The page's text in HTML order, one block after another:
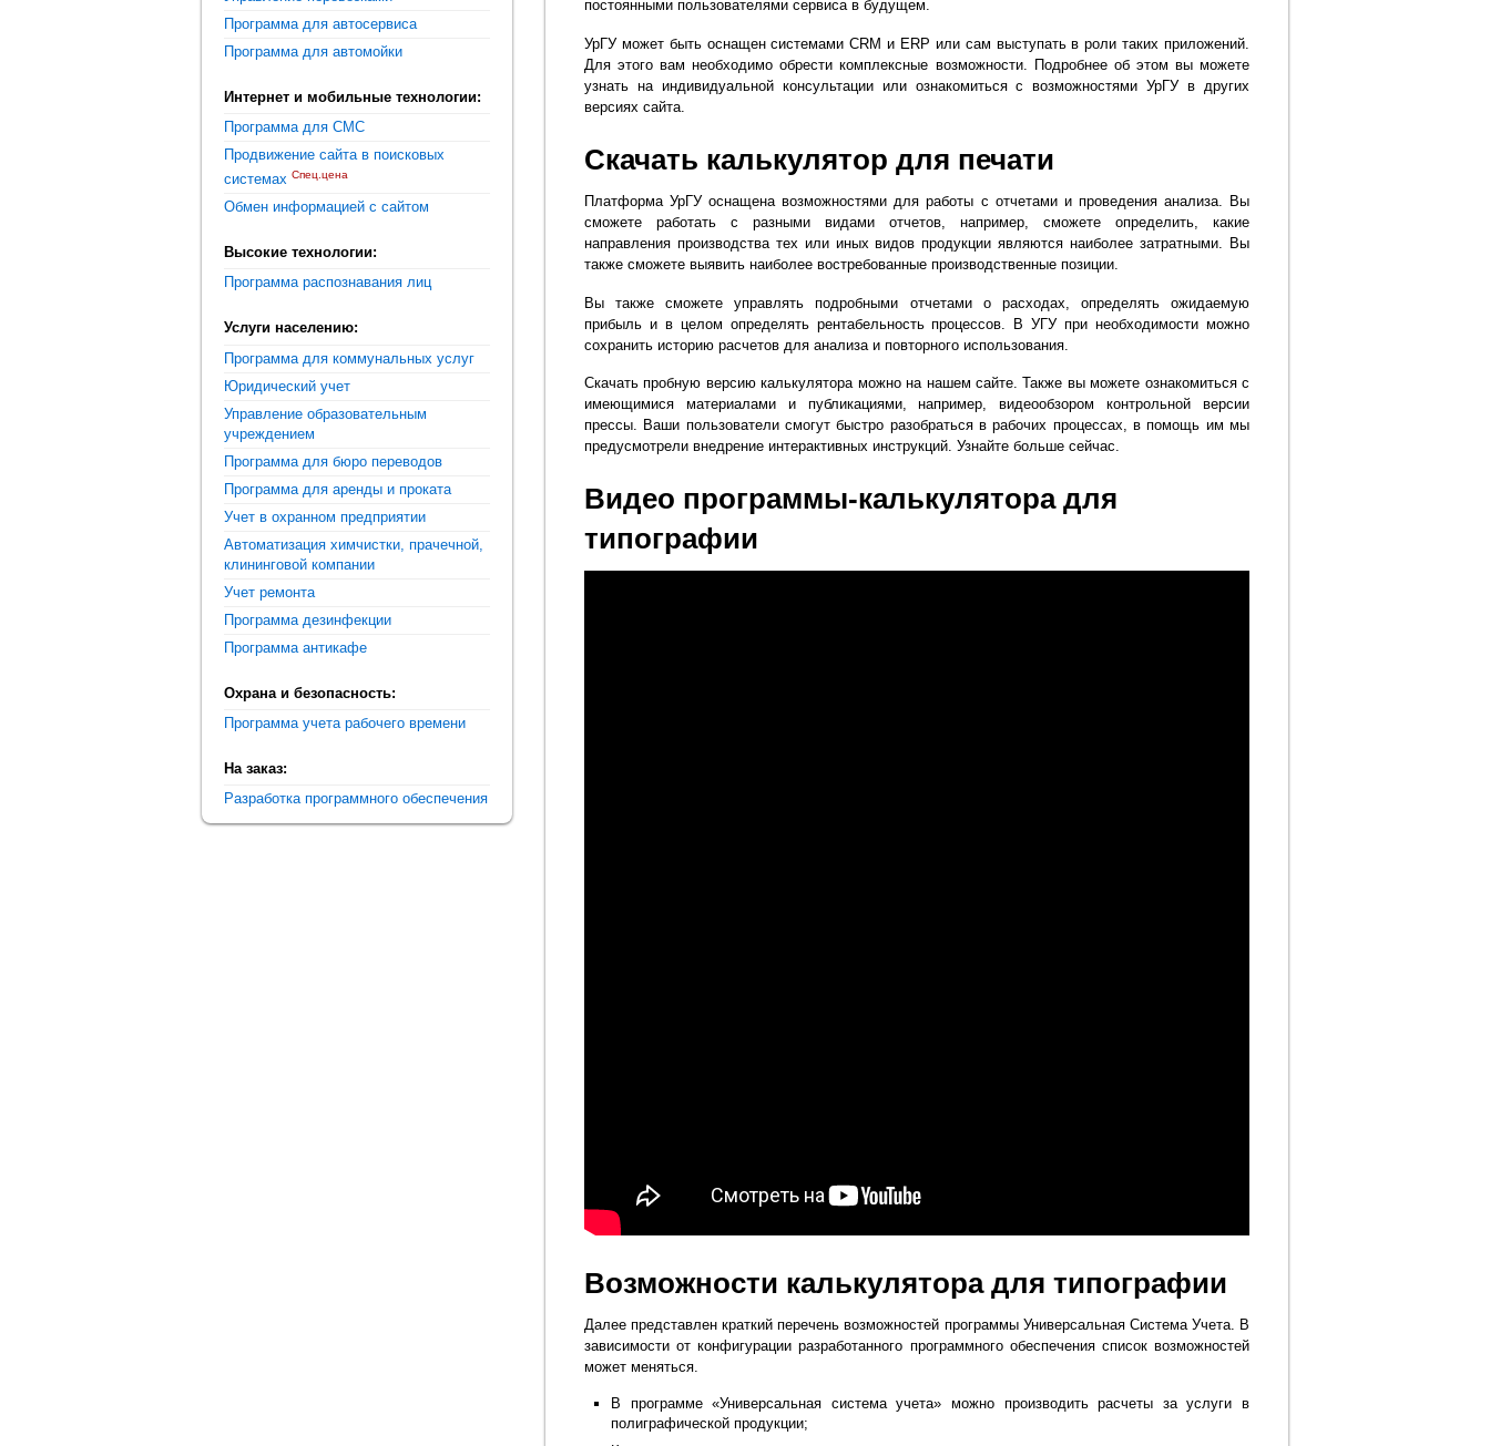
постоянными пользователями сервиса в будущем.
УрГУ может быть оснащен системами CRM и ERP или сам выступать в роли таких приложений.
Для этого вам необходимо обрести комплексные возможности. Подробнее об этом вы можете
узнать на индивидуальной консультации или ознакомиться с возможностями УрГУ в других
версиях сайта.
Скачать калькулятор для печати
Платформа УрГУ оснащена возможностями для работы с отчетами и проведения анализа. Вы
сможете работать с разными видами отчетов, например, сможете определить, какие
направления производства тех или иных видов продукции являются наиболее затратными. Вы
также сможете выявить наиболее востребованные производственные позиции.
Вы также сможете управлять подробными отчетами о расходах, определять ожидаемую
прибыль и в целом определять рентабельность процессов. В УГУ при необходимости можно
сохранить историю расчетов для анализа и повторного использования.
Скачать пробную версию калькулятора можно на нашем сайте. Также вы можете ознакомиться с
имеющимися материалами и публикациями, например, видеообзором контрольной версии
прессы. Ваши пользователи смогут быстро разобраться в рабочих процессах, в помощь им мы
предусмотрели внедрение интерактивных инструкций. Узнайте больше сейчас.
Видео программы-калькулятора для
типографии
Возможности калькулятора для типографии
Далее представлен краткий перечень возможностей программы Универсальная Система Учета. В
зависимости от конфигурации разработанного программного обеспечения список возможностей
может меняться.
В программе «Универсальная система учета» можно производить расчеты за услуги в
полиграфической продукции;
Программа для автосервиса
Программа для автомойки
Интернет и мобильные технологии:
Программа для СМС
Продвижение сайта в поисковых
системах Спец.цена
Обмен информацией с сайтом
Высокие технологии:
Программа распознавания лиц
Услуги населению:
Программа для коммунальных услуг
Юридический учет
Управление образовательным
учреждением
Программа для бюро переводов
Программа для аренды и проката
Учет в охранном предприятии
Автоматизация химчистки, прачечной,
клининговой компании
Учет ремонта
Программа дезинфекции
Программа антикафе
Охрана и безопасность:
Программа учета рабочего времени
На заказ:
Разработка программного обеспечения